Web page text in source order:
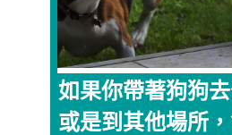
如果你帶著狗狗
或是到其他場所